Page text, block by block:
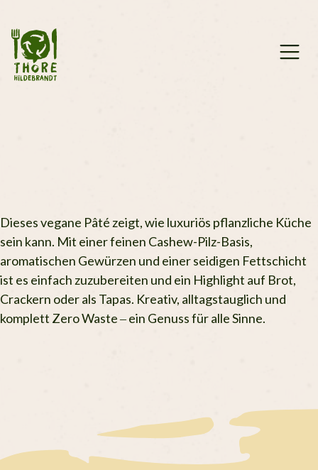
Inhalt
springen
Dieses vegane Pâté zeigt, wie luxuriös pflanzliche Küche
sein kann. Mit einer feinen Cashew-Pilz-Basis,
aromatischen Gewürzen und einer seidigen Fettschicht
ist es einfach zuzubereiten und ein Highlight auf Brot,
Crackern oder als Tapas. Kreativ, alltagstauglich und
komplett Zero Waste – ein Genuss für alle Sinne.